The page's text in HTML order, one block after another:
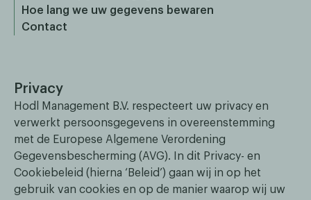
Hoe lang we uw gegevens bewaren
Contact
Privacy
Hodl Management B.V. respecteert uw privacy en
verwerkt persoonsgegevens in overeenstemming
met de Europese Algemene Verordening
Gegevensbescherming (AVG). In dit Privacy- en
Cookiebeleid (hierna ‘Beleid’) gaan wij in op het
gebruik van cookies en op de manier waarop wij uw